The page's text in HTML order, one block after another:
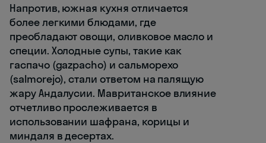
Напротив, южная кухня отличается
более легкими блюдами, где
преобладают овощи, оливковое масло и
специи. Холодные супы, такие как
гаспачо (gazpacho) и сальморехо
(salmorejo), стали ответом на палящую
жару Андалусии. Мавританское влияние
отчетливо прослеживается в
использовании шафрана, корицы и
миндаля в десертах.